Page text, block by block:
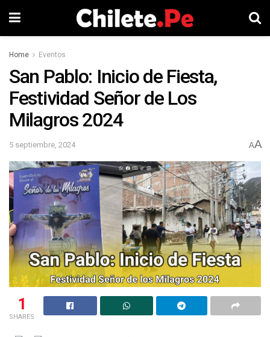
Home Eventos
San Pablo: Inicio de Fiesta,
Festividad Señor de Los
Milagros 2024
5 septiembre, 2024 AA
1
SHARES